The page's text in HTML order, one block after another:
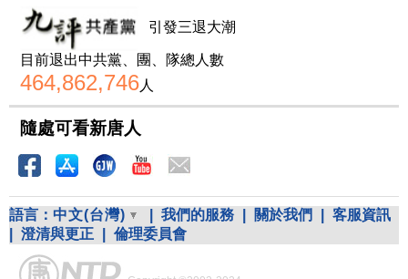
引發三退大潮
目前退出中共黨、團、隊總人數
464,862,746人
隨處可看新唐人
語言： 中文(台灣) 我們的服務 關於我們
客服資訊
澄清與更正 倫理委員會